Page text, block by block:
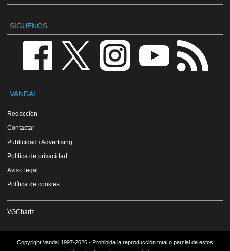
SÍGUENOS
VANDAL
Redacción
Contactar
Publicidad / Advertising
Política de privacidad
Aviso legal
Política de cookies
VGChartz
Copyright Vandal 1997-2026 - Prohibida la reproducción total o parcial de estos